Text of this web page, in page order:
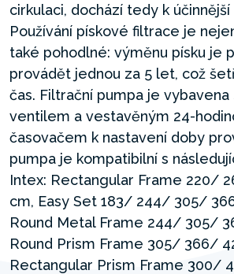
cirkulaci, dochází tedy k účinnější
Používání pískové filtrace je
také pohodlné: výměnu písku je
provádět jednou za 5 let, což
čas. Filtrační pumpa je
ventilem a vestavěným 24-
časovačem k nastavení doby
pumpa je kompatibilní s
Intex: Rectangular Frame 220/
cm, Easy Set 183/ 244/ 305/
Round Metal Frame 244/ 305/
Round Prism Frame 305/ 366/
Rectangular Prism Frame 300/